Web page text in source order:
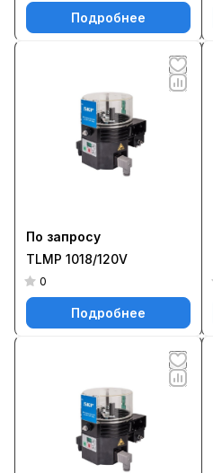
Подробнее
По запросу
TLMP 1018/120V
0
Подробнее